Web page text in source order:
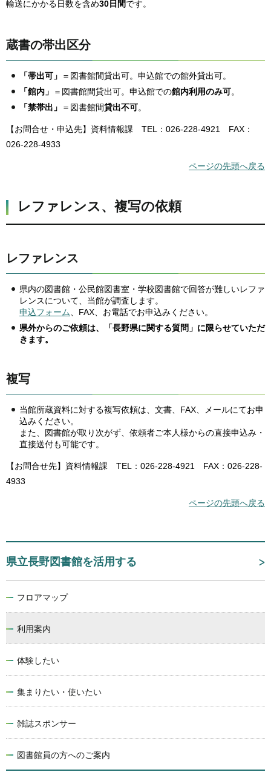
輸送にかかる日数を含め30日間です。
蔵書の帯出区分
「帯出可」
＝図書館間貸出可。申込館での館外貸出可。
「館内」
＝図書館間貸出可。申込館での館内利用のみ可。
「禁帯出」
＝図書館間貸出不可。
【お問合せ・申込先】資料情報課 TEL：026-228-4921 FAX：
026-228-4933
ページの先頭へ戻る
レファレンス、複写の依頼
レファレンス
県内の図書館・公民館図書室・学校図書館で回答が難しいレファ
レンスについて、当館が調査します。
申込フォーム
、FAX、お電話でお申込みください。
県外からのご依頼は、「長野県に関する質問」に限らせていただ
きます。
複写
当館所蔵資料に対する複写依頼は、文書、FAX、メールにてお申
込みください。
また、図書館が取り次がず、依頼者ご本人様からの直接申込み・
直接送付も可能です。
【お問合せ先】資料情報課 TEL：026-228-4921 FAX：026-228-
4933
ページの先頭へ戻る
県立長野図書館を活用する
フロアマップ
利用案内
体験したい
集まりたい・使いたい
雑誌スポンサー
図書館員の方へのご案内